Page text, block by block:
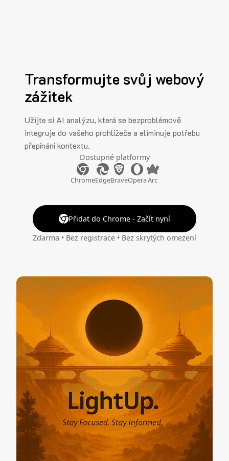
Transformujte svůj webový
zážitek
Užijte si AI analýzu, která se bezproblémově
integruje do vašeho prohlížeče a eliminuje potřebu
přepínání kontextu.
Dostupné platformy
ChromeEdgeBraveOperaArc
Přidat do Chrome - Začít nyní
Zdarma • Bez registrace • Bez skrytých omezení